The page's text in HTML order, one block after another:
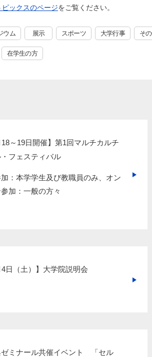
ピックスのページをご覧ください。
ウム 展示 スポーツ 大学行事 そ
在学生の方
18～19日開催】第1回マルチカルチ
・フェスティバル
：本学学生及び教職員のみ、オン
加：一般の方々
4日（土）】大学院説明会
ゼミナール共催イベント 「セル